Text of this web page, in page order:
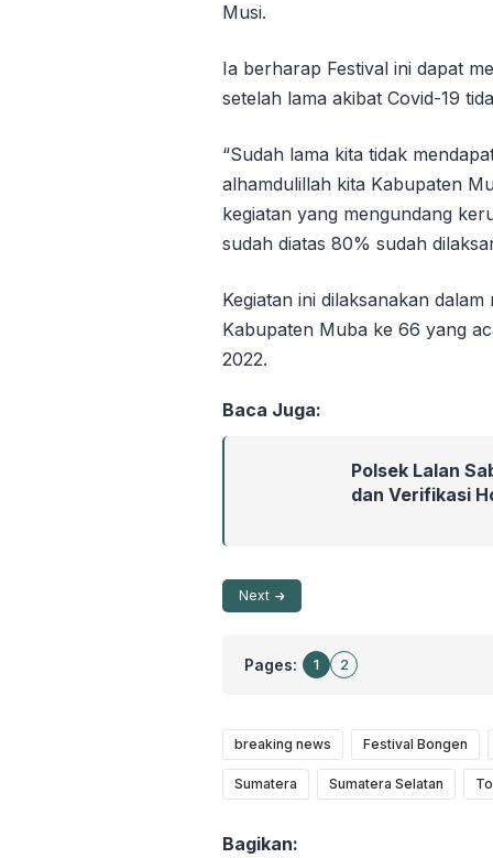
Musi.
Ia berharap Festival ini dapat
setelah lama akibat Covid-19
“Sudah lama kita tidak
alhamdulillah kita Kabupaten
kegiatan yang mengundang
sudah diatas 80% sudah
Kegiatan ini dilaksanakan
Kabupaten Muba ke 66 yang
2022.
Baca Juga:
Polsek Lalan
dan Verifikasi
Next
Pages: 1 2
breaking news Festival Bongen
Sumatera Sumatera Selatan
Bagikan: